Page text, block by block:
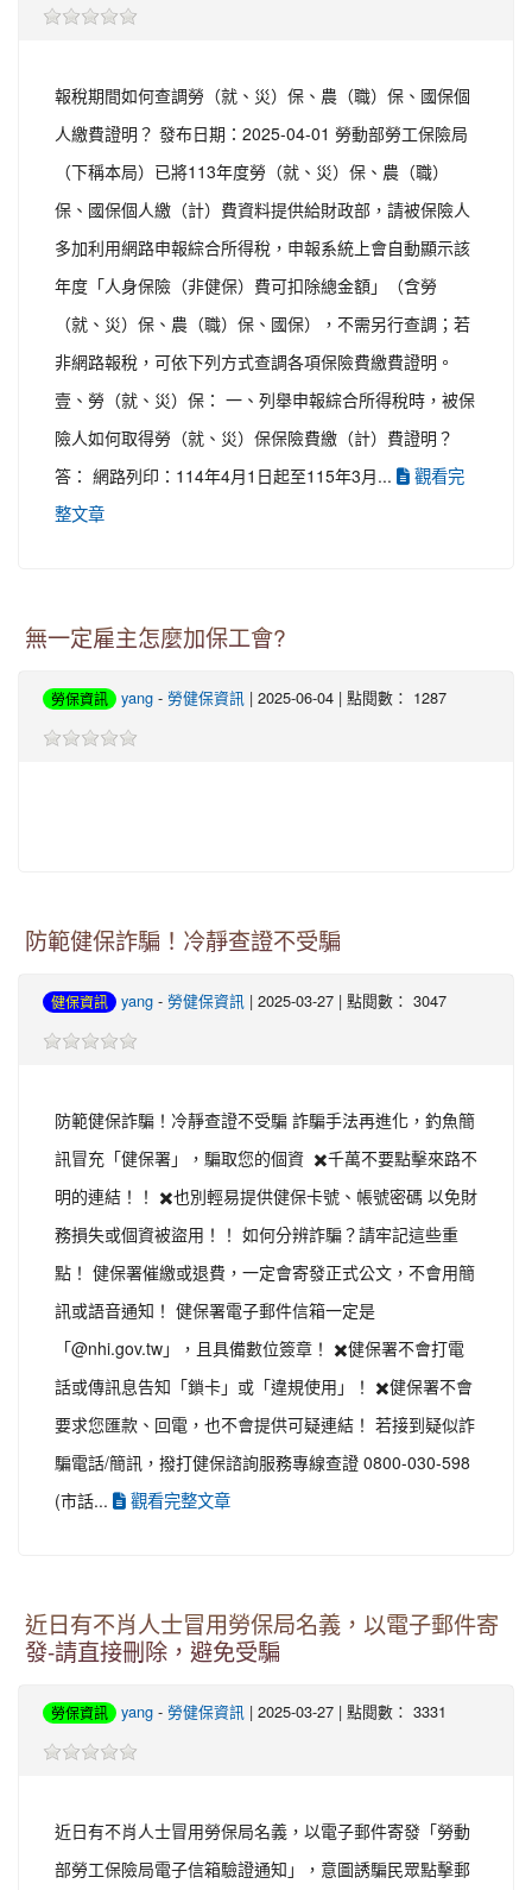
報稅期間如何查調勞（就、災）保、農（職）保、國保個
人繳費證明？ 發布日期：2025-04-01 勞動部勞工保險局
（下稱本局）已將113年度勞（就、災）保、農（職）
保、國保個人繳（計）費資料提供給財政部，請被保險人
多加利用網路申報綜合所得稅，申報系統上會自動顯示該
年度「人身保險（非健保）費可扣除總金額」（含勞
（就、災）保、農（職）保、國保），不需另行查調；若
非網路報稅，可依下列方式查調各項保險費繳費證明。
壹、勞（就、災）保： 一、列舉申報綜合所得稅時，被保
險人如何取得勞（就、災）保保險費繳（計）費證明？
答： 網路列印：114年4月1日起至115年3月...
觀看完
整文章
無一定雇主怎麼加保工會?
勞保資訊 yang - 勞健保資訊 | 2025-06-04 | 點閱數： 1287
防範健保詐騙！冷靜查證不受騙
健保資訊 yang - 勞健保資訊 | 2025-03-27 | 點閱數： 3047
防範健保詐騙！冷靜查證不受騙 詐騙手法再進化，釣魚簡
訊冒充「健保署」，騙取您的個資 ✖️千萬不要點擊來路不
明的連結！！ ✖️也別輕易提供健保卡號、帳號密碼 以免財
務損失或個資被盜用！！ 如何分辨詐騙？請牢記這些重
點！ 健保署催繳或退費，一定會寄發正式公文，不會用簡
訊或語音通知！ 健保署電子郵件信箱一定是
「@nhi.gov.tw」，且具備數位簽章！ ✖️健保署不會打電
話或傳訊息告知「鎖卡」或「違規使用」！ ✖️健保署不會
要求您匯款、回電，也不會提供可疑連結！ 若接到疑似詐
騙電話/簡訊，撥打健保諮詢服務專線查證 0800-030-598
(市話...
觀看完整文章
近日有不肖人士冒用勞保局名義，以電子郵件寄
發-請直接刪除，避免受騙
勞保資訊 yang - 勞健保資訊 | 2025-03-27 | 點閱數： 3331
近日有不肖人士冒用勞保局名義，以電子郵件寄發「勞動
部勞工保險局電子信箱驗證通知」，意圖誘騙民眾點擊郵